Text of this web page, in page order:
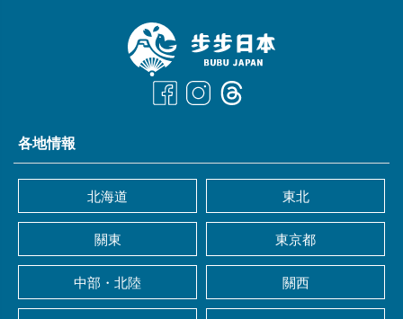
各地情報
北海道 東北
關東 東京都
中部・北陸 關西